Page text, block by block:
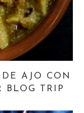
AJO CON
BLOG TRIP